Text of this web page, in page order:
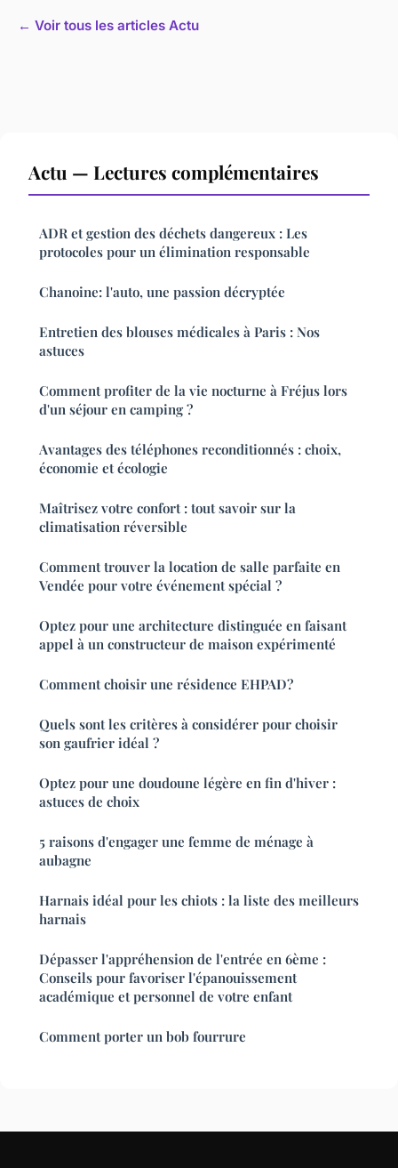
← Voir tous les articles Actu
Actu — Lectures complémentaires
ADR et gestion des déchets dangereux : Les
protocoles pour un élimination responsable
Chanoine: l'auto, une passion décryptée
Entretien des blouses médicales à Paris : Nos
astuces
Comment profiter de la vie nocturne à Fréjus lors
d'un séjour en camping ?
Avantages des téléphones reconditionnés : choix,
économie et écologie
Maîtrisez votre confort : tout savoir sur la
climatisation réversible
Comment trouver la location de salle parfaite en
Vendée pour votre événement spécial ?
Optez pour une architecture distinguée en faisant
appel à un constructeur de maison expérimenté
Comment choisir une résidence EHPAD?
Quels sont les critères à considérer pour choisir
son gaufrier idéal ?
Optez pour une doudoune légère en fin d'hiver :
astuces de choix
5 raisons d'engager une femme de ménage à
aubagne
Harnais idéal pour les chiots : la liste des meilleurs
harnais
Dépasser l'appréhension de l'entrée en 6ème :
Conseils pour favoriser l'épanouissement
académique et personnel de votre enfant
Comment porter un bob fourrure